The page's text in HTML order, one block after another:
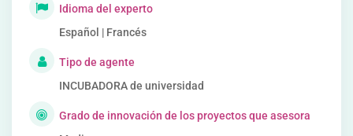
Idioma del experto
Español | Francés
Tipo de agente
INCUBADORA de universidad
Grado de innovación de los proyectos que asesora